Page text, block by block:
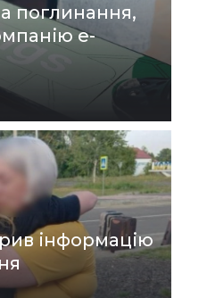
поглинання,
e-
інформацію